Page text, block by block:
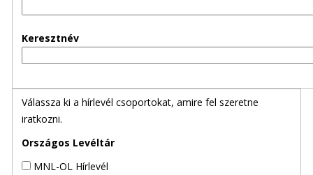
Keresztnév
Válassza ki a hírlevél csoportokat, amire fel szeretne
iratkozni.
Országos Levéltár
MNL-OL Hírlevél